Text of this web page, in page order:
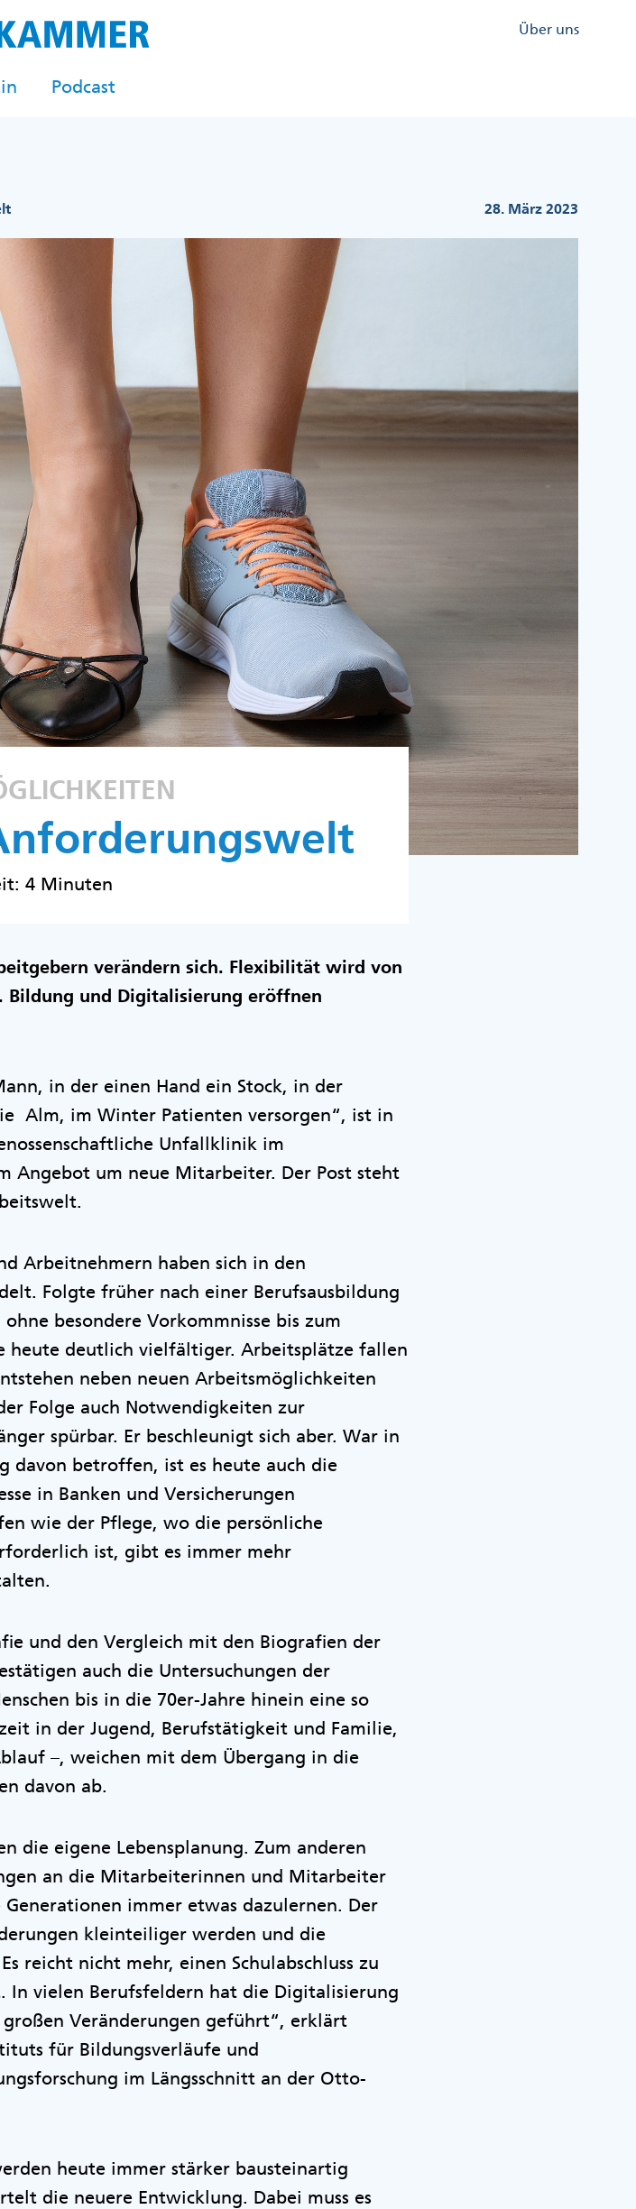
Kopfzeile
Über uns
Podcast
28. März 2023
4 Minuten
verändern sich. Flexibilität wird von
und Digitalisierung eröffnen
in der einen Hand ein Stock, in der
Alm, im Winter Patienten versorgen“, ist in
Unfallklinik im
Angebot um neue Mitarbeiter. Der Post steht
Arbeitnehmern haben sich in den
Folgte früher nach einer Berufsausbildung
besondere Vorkommnisse bis zum
heute deutlich vielfältiger. Arbeitsplätze fallen
neben neuen Arbeitsmöglichkeiten
Folge auch Notwendigkeiten zur
spürbar. Er beschleunigt sich aber. War in
davon betroffen, ist es heute auch die
in Banken und Versicherungen
wie der Pflege, wo die persönliche
ist, gibt es immer mehr
und den Vergleich mit den Biografien der
auch die Untersuchungen der
bis in die 70er-Jahre hinein eine so
in der Jugend, Berufstätigkeit und Familie,
–, weichen mit dem Übergang in die
davon ab.
die eigene Lebensplanung. Zum anderen
an die Mitarbeiterinnen und Mitarbeiter
immer etwas dazulernen. Der
kleinteiliger werden und die
reicht nicht mehr, einen Schulabschluss zu
In vielen Berufsfeldern hat die Digitalisierung
Veränderungen geführt“, erklärt
für Bildungsverläufe und
im Längsschnitt an der Otto-
heute immer stärker bausteinartig
die neuere Entwicklung. Dabei muss es